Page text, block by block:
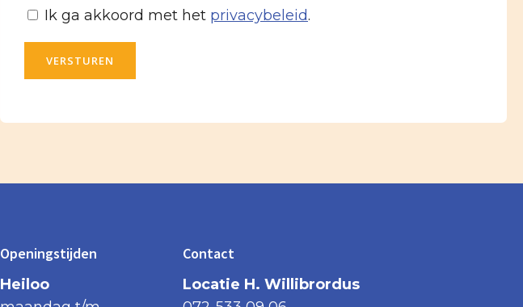
Ik ga akkoord met het privacybeleid.
VERSTUREN
Openingstijden
Heiloo
Contact
Locatie H. Willibrordus